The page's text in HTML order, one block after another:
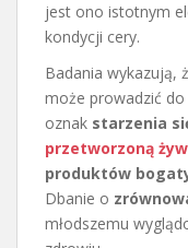
jest ono istotnym
kondycji cery.
Badania wykazują,
może prowadzić
oznak starzenia
przetworzoną
produktów
Dbanie o
młodszemu